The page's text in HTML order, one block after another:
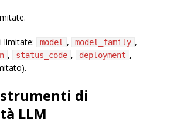
limitate: model , model_family ,
, status_code , deployment ,
di
LLM